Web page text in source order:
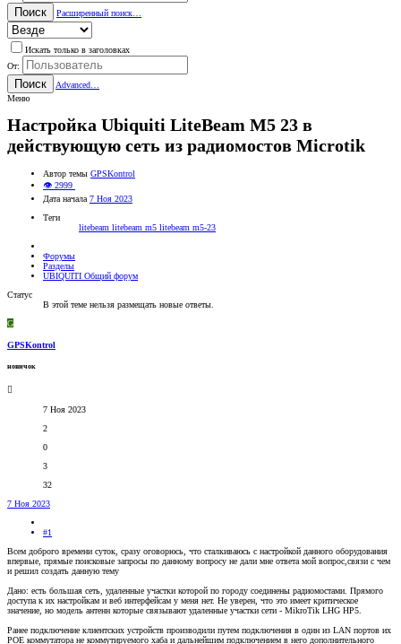
Поиск Расширенный поиск…
Искать только в заголовках
От:
Поиск
Advanced…
Меню
Настройка Ubiquiti LiteBeam M5 23 в
действующую сеть из радиомостов Microtik
Автор темы GPSKontrol
👁 2999
Дата начала 7 Ноя 2023
Теги
litebeam litebeam m5 litebeam m5-23
Форумы
Разделы
UBIQUITI Общий форум
Статус
В этой теме нельзя размещать новые ответы.
G
GPSKontrol
новичок
7 Ноя 2023
2
0
3
32
7 Ноя 2023
#1
Всем доброго времени суток, сразу оговорюсь, что сталкиваюсь с настройкой данного оборудования
впервые, прямые поисковые запросы по данному вопросу не дали мне ответа мой вопрос,связи с чем
и решил создать данную тему
Дано: есть большая сеть, удаленные участки которой по городу соединены радиомостами. Прямого
доступа к их настройкам и веб интерфейсам у меня нет. Не уверен, что это имеет критическое
значение, но модель антенн которые связывают удаленные участки сети - MikroTik LHG HP5.
Ранее подключение клиентских устройств производили путем подключения в один из LAN портов их
POE коммутатора не коммутируемого хаба и дальнейшим подключением в него дополнительного